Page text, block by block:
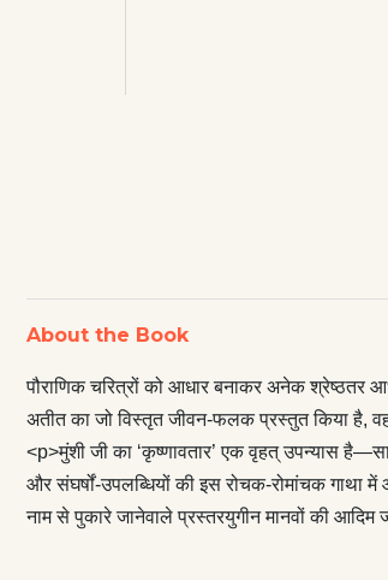
About the Book
पौराणिक चरित्रों को आधार बनाकर अनेक श्रेष्ठतर
अतीत का जो विस्तृत जीवन-फलक प्रस्तुत किया है, वह
<p>मुंशी जी का ‘कृष्णावतार’ एक वृहत् उपन्यास
और संघर्षों-उपलब्धियों की इस रोचक-रोमांचक गाथा में
नाम से पुकारे जानेवाले प्रस्तरयुगीन मानवों की आदिम